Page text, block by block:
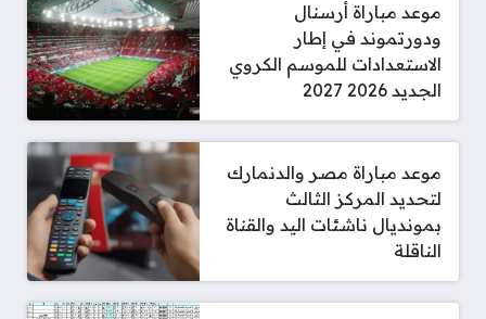
موعد مباراة أرسنال
ودورتموند في إطار
الاستعدادات للموسم الكروي
الجديد 2026 2027
موعد مباراة مصر والدنمارك
لتحديد المركز الثالث
بمونديال ناشئات اليد والقناة
الناقلة